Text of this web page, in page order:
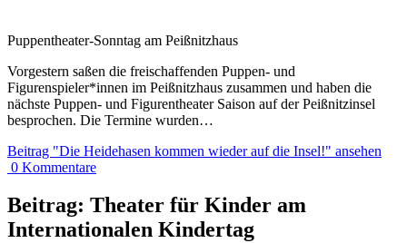
Puppentheater-Sonntag am Peißnitzhaus
Vorgestern saßen die freischaffenden Puppen- und
Figurenspieler*innen im Peißnitzhaus zusammen und haben die
nächste Puppen- und Figurentheater Saison auf der Peißnitzinsel
besprochen. Die Termine wurden…
Beitrag "Die Heidehasen kommen wieder auf die Insel!" ansehen
0 Kommentare
Beitrag: Theater für Kinder am
Internationalen Kindertag